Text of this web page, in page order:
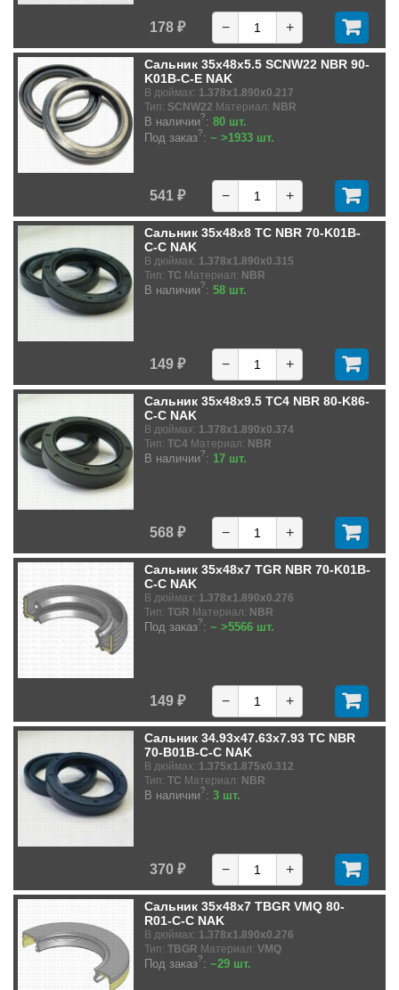
178 ₽ − +
Сальник 35x48x5.5 SCNW22 NBR 90-
K01B-C-E NAK
В дюймах: 1.378x1.890x0.217
Тип: SCNW22 Материал: NBR
В наличии?: 80 шт.
Под заказ?: ~ >1933 шт.
541 ₽ − +
Сальник 35x48x8 TC NBR 70-K01B-
C-C NAK
В дюймах: 1.378x1.890x0.315
Тип: TC Материал: NBR
В наличии?: 58 шт.
149 ₽ − +
Сальник 35x48x9.5 TC4 NBR 80-K86-
C-C NAK
В дюймах: 1.378x1.890x0.374
Тип: TC4 Материал: NBR
В наличии?: 17 шт.
568 ₽ − +
Сальник 35x48x7 TGR NBR 70-K01B-
C-C NAK
В дюймах: 1.378x1.890x0.276
Тип: TGR Материал: NBR
Под заказ?: ~ >5566 шт.
149 ₽ − +
Сальник 34.93x47.63x7.93 TC NBR
70-B01B-C-C NAK
В дюймах: 1.375x1.875x0.312
Тип: TC Материал: NBR
В наличии?: 3 шт.
370 ₽ − +
Сальник 35x48x7 TBGR VMQ 80-
R01-C-C NAK
В дюймах: 1.378x1.890x0.276
Тип: TBGR Материал: VMQ
Под заказ?: ~29 шт.